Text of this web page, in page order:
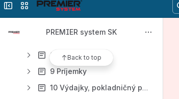
Collapse sidebar
Switch sites or apps
PREMIER system SK
Back to top
5 Dopyty / Žiadanky
8 Skladové karty
9 Príjemky
10 Výdajky, pokladničný predaj